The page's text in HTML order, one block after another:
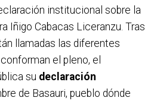
institucional sobre la
Iñigo Cabacas Liceranzu. Tras
llamadas las diferentes
el pleno, el
su declaración
de Basauri, pueblo dónde